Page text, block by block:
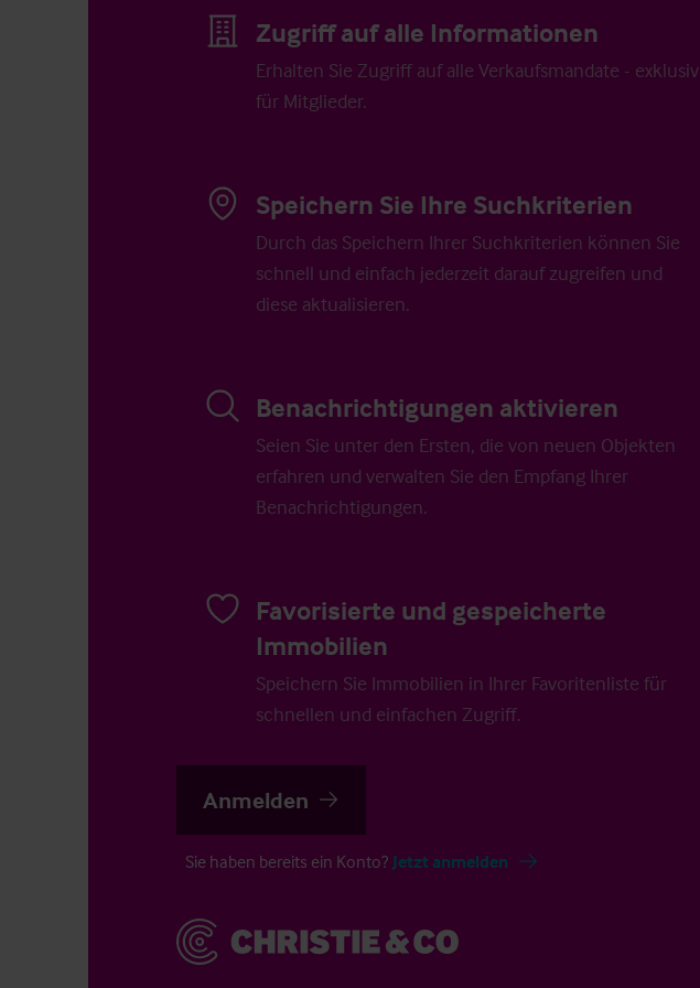
Zugriff auf alle Informationen
Erhalten Sie Zugriff auf alle Verkaufsmandate - exklusiv
für Mitglieder.
Speichern Sie Ihre Suchkriterien
Durch das Speichern Ihrer Suchkriterien können Sie
schnell und einfach jederzeit darauf zugreifen und
diese aktualisieren.
Benachrichtigungen aktivieren
Seien Sie unter den Ersten, die von neuen Objekten
erfahren und verwalten Sie den Empfang Ihrer
Benachrichtigungen.
Favorisierte und gespeicherte
Immobilien
Speichern Sie Immobilien in Ihrer Favoritenliste für
schnellen und einfachen Zugriff.
Anmelden
Sie haben bereits ein Konto? Jetzt anmelden